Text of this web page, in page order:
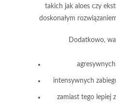
takich jak aloes czy
doskonałym
Dodatkowo,
intensywnych
zamiast tego lepiej